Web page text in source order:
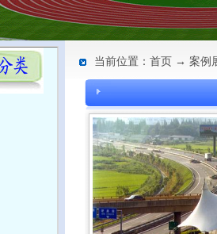
当前位置：首页 → 案例